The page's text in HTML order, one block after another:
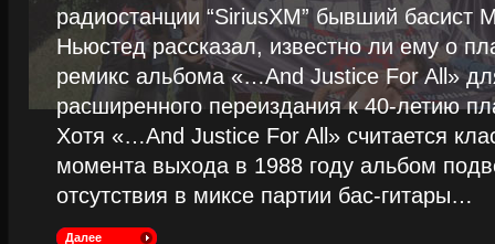
радиостанции “SiriusXM” бывший басист
Ньюстед рассказал, известно ли ему о
ремикс альбома «…And Justice For All»
расширенного переиздания к 40-летию
Хотя «…And Justice For All» считается
момента выхода в 1988 году альбом
отсутствия в миксе партии бас-гитары…
Далее